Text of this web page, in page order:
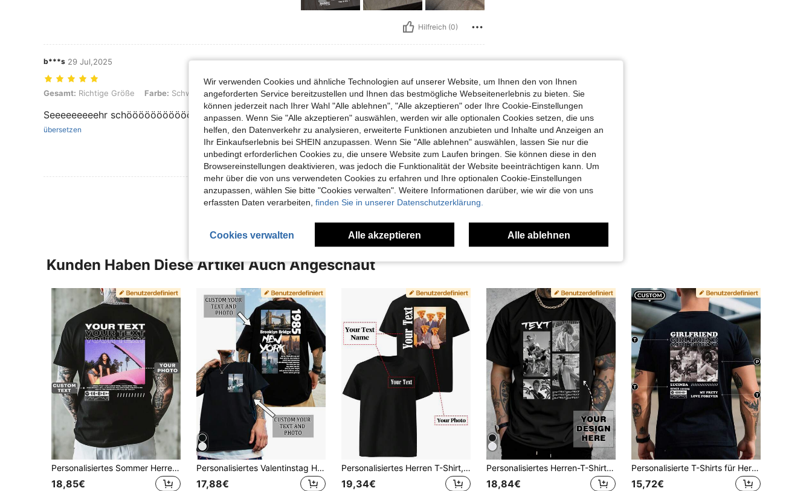
Hilfreich (0)
b***s 29 Jul,2025
Gesamt: Richtige Größe, Farbe: Schwarz, Größe: L
Gesamt: Richtige Größe Farbe: Schwarz Größe:L
Seeeeeeeeehr schöööööööööööööönn
übersetzen
Hilfreich (0)
Mehr Bewertungen Ansehen
Kunden Haben Diese Artikel Auch Angeschaut
Personalisiertes Sommer Herren T-Shirt mit bedrucktem Rückendesign, laden Sie Ihre eigenen Fotos/Bilder hoch, personalisieren Sie mit Text/Namen, Rundhals Kurzarm T-Shirt, Schwarz, DIY Design, kreatives Geschenk, Street Casual Chic, Y2K Ästhetik, personalisiertes Geschenk, Geschenk für ihn
18,85€
Personalisiertes Valentinstag Herren T-Shirt. Geben Sie Ihren Text/Segen/lustigen Text ein, laden Sie Ihre Fotos/Gruppenfotos/Liebesinteresse/besten Freund/Haustier/Landschaft/Familienfotos hoch. Schwarzes T-Shirt, Unabhängigkeitstag Geschenke, Feiertagsgeschenke, Party Jubiläumsgeschenke, Firmen Teambuilding, Weihnachten, Musikfestival, Geschenke für ihn/sie, Herren Rundhals Kurzarm T-Shirt, Party, Herren schwarzes Kurzarm T-Shirt.
17,88€
Personalisiertes Herren T-Shirt, Laden Sie Ihr Foto hoch, Schwarzes Herren T-Shirt, Jahrestagsgeschenk, Teambuilding Uniform, Musikfestival, Geschenk für ihn, Kurzarm Rundhals, Party, Vatertagsgeschenk 2026, Geburtstagsgeschenk, Einzigartiges Geschenk
19,34€
Personalisiertes Herren-T-Shirt mit Foto, individuelles Design, laden Sie Ihr Foto, Text, Namen hoch, Geschenk für ihn, Jahrestage, Geburtstage, Vatertag, Freund, Freunde, Familie, Street lässig Chic, Vintage Ästhetik, bescheidene Mode, Hipster, Streetwear
18,84€
Personalisierte T-Shirts für Herren. Sie können sie anpassen, indem Sie Ihren eigenen Text/Bilder (Paar-Fotos/Familien-Fotos/Selfies) hinzufügen, um einen einzigartigen Stil zu kreieren.
15,72€
Wir verwenden Cookies und ähnliche Technologien auf unserer Website, um Ihnen den von Ihnen
angeforderten Service bereitzustellen und Ihnen das bestmögliche Webseitenerlebnis zu bieten. Sie
können jederzeit nach Ihrer Wahl "Alle ablehnen", "Alle akzeptieren" oder Ihre Cookie-Einstellungen
anpassen. Wenn Sie "Alle akzeptieren" auswählen, werden wir alle optionalen Cookies setzen, die uns
helfen, den Datenverkehr zu analysieren, erweiterte Funktionen anzubieten und Inhalte und Anzeigen an
Ihr Einkaufserlebnis bei SHEIN anzupassen. Wenn Sie "Alle ablehnen" auswählen, lassen Sie nur die
unbedingt erforderlichen Cookies zu, die unsere Website zum Laufen bringen. Sie können diese in den
Browsereinstellungen deaktivieren, was jedoch die Funktionalität der Website beeinträchtigen kann. Um
mehr über die von uns verwendeten Cookies zu erfahren und Ihre optionalen Cookie-Einstellungen
anzupassen, wählen Sie bitte "Cookies verwalten". Weitere Informationen darüber, wie wir die von uns
erfassten Daten verarbeiten, finden Sie in unserer Datenschutzerklärung.
Cookies verwalten Alle akzeptieren Alle ablehnen